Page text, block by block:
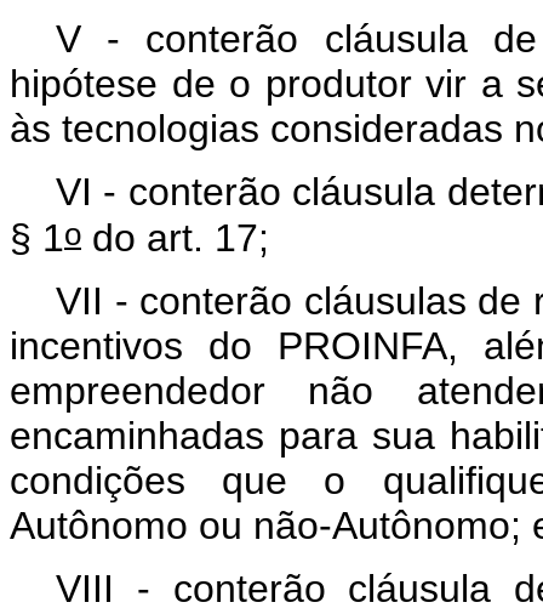
V - conterão cláusula
hipótese de o produtor vir a
às tecnologias consideradas
VI - conterão cláusula
§ 1o do art. 17;
VII - conterão cláusulas de
incentivos do PROINFA,
empreendedor não
encaminhadas para sua
condições que o
Autônomo ou não-Autônomo;
VIII - conterão cláusula